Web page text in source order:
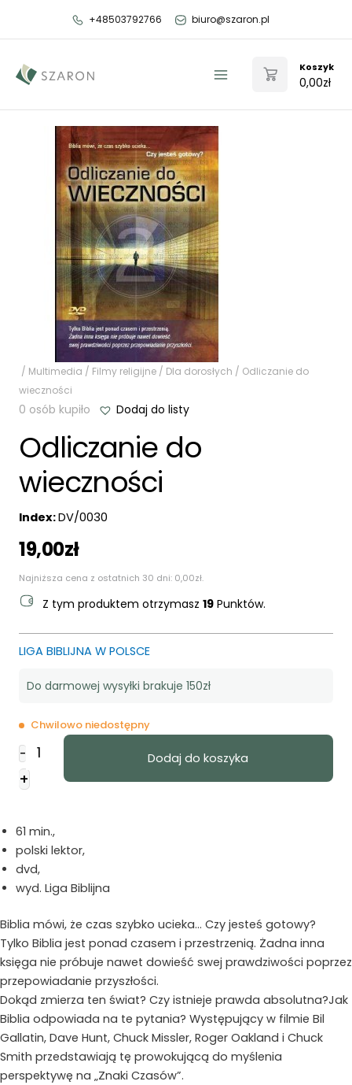
+48503792766 biuro@szaron.pl
Menu
Koszyk
0,00zł
/ Multimedia / Filmy religijne / Dla dorosłych / Odliczanie do
wieczności
0 osób kupiło Dodaj do listy
Odliczanie do
wieczności
Index:DV/0030
19,00zł
Najniższa cena z ostatnich 30 dni: 0,00zł.
Z tym produktem otrzymasz 19 Punktów.
LIGA BIBLIJNA W POLSCE
Do darmowej wysyłki brakuje 150zł
Chwilowo niedostępny
-
ilość
Odliczanie
do
+
Dodaj do koszyka
61 min.,
polski lektor,
dvd,
wyd. Liga Biblijna
Biblia mówi, że czas szybko ucieka… Czy jesteś gotowy?
Tylko Biblia jest ponad czasem i przestrzenią. Żadna inna
księga nie próbuje nawet dowieść swej prawdziwości poprzez
przepowiadanie przyszłości.
Dokąd zmierza ten świat? Czy istnieje prawda absolutna?Jak
Biblia odpowiada na te pytania? Występujący w filmie Bil
Gallatin, Dave Hunt, Chuck Missler, Roger Oakland i Chuck
Smith przedstawiają tę prowokującą do myślenia
perspektywę na „Znaki Czasów”.